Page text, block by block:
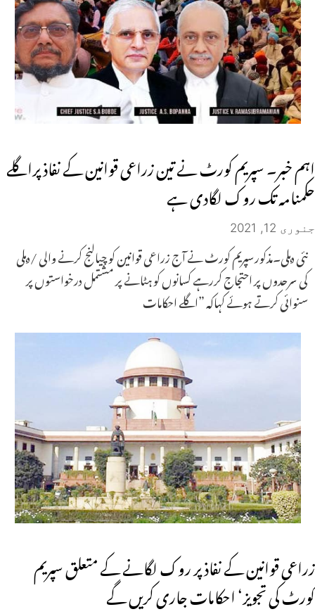
اہم خبر۔ سپریم کورٹ نے تین زراعی قوانین کے نفاذ پراگلے
حکمنامہ تک روک لگادی ہے
جنوری 12, 2021
نئی دہلی۔مذکورسپریم کورٹ نے آج زراعی قوانین کو چیالنج کرنے والی /دہلی
کی سرحدوں پر احتجاج کررہے کسانوں کو ہٹانے پر مشتمل درخواستوں پر
سنوائی کرتے ہوئے کہاکہ ”اگلے احکامات
زراعی قوانین کے نفاذ پر روک لگانے کے متعلق سپریم
کورٹ کی تجویز‘ احکامات جاری کریں گے